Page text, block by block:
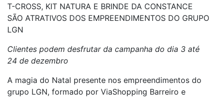
T-CROSS, KIT NATURA E BRINDE DA CONSTANCE
SÃO ATRATIVOS DOS EMPREENDIMENTOS DO GRUPO
LGN
Clientes podem desfrutar da campanha do dia 3 até
24 de dezembro
A magia do Natal presente nos empreendimentos do
grupo LGN, formado por ViaShopping Barreiro e